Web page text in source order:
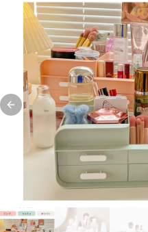
Previous slide